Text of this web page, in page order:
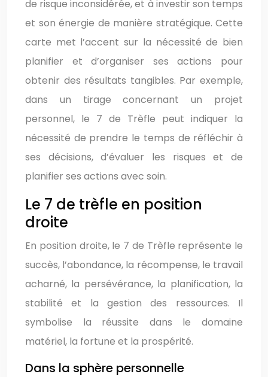
de risque inconsidérée, et à investir son temps
et son énergie de manière stratégique. Cette
carte met l’accent sur la nécessité de bien
planifier et d’organiser ses actions pour
obtenir des résultats tangibles. Par exemple,
dans un tirage concernant un projet
personnel, le 7 de Trèfle peut indiquer la
nécessité de prendre le temps de réfléchir à
ses décisions, d’évaluer les risques et de
planifier ses actions avec soin.
Le 7 de trèfle en position
droite
En position droite, le 7 de Trèfle représente le
succès, l’abondance, la récompense, le travail
acharné, la persévérance, la planification, la
stabilité et la gestion des ressources. Il
symbolise la réussite dans le domaine
matériel, la fortune et la prospérité.
Dans la sphère personnelle